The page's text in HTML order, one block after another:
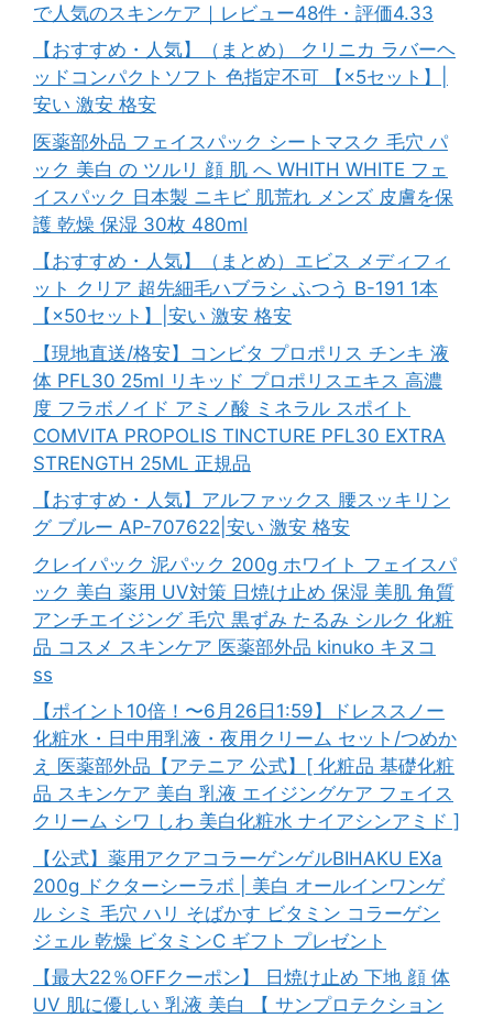
で人気のスキンケア｜レビュー48件・評価4.33
【おすすめ・人気】（まとめ） クリニカ ラバーヘ
ッドコンパクトソフト 色指定不可 【×5セット】|
安い 激安 格安
医薬部外品 フェイスパック シートマスク 毛穴 パ
ック 美白 の ツルリ 顔 肌 へ WHITH WHITE フェ
イスパック 日本製 ニキビ 肌荒れ メンズ 皮膚を保
護 乾燥 保湿 30枚 480ml
【おすすめ・人気】（まとめ）エビス メディフィ
ット クリア 超先細毛ハブラシ ふつう B-191 1本
【×50セット】|安い 激安 格安
【現地直送/格安】コンビタ プロポリス チンキ 液
体 PFL30 25ml リキッド プロポリスエキス 高濃
度 フラボノイド アミノ酸 ミネラル スポイト
COMVITA PROPOLIS TINCTURE PFL30 EXTRA
STRENGTH 25ML 正規品
【おすすめ・人気】アルファックス 腰スッキリン
グ ブルー AP-707622|安い 激安 格安
クレイパック 泥パック 200g ホワイト フェイスパ
ック 美白 薬用 UV対策 日焼け止め 保湿 美肌 角質
アンチエイジング 毛穴 黒ずみ たるみ シルク 化粧
品 コスメ スキンケア 医薬部外品 kinuko キヌコ
ss
【ポイント10倍！〜6月26日1:59】ドレススノー
化粧水・日中用乳液・夜用クリーム セット/つめか
え 医薬部外品【アテニア 公式】[ 化粧品 基礎化粧
品 スキンケア 美白 乳液 エイジングケア フェイス
クリーム シワ しわ 美白化粧水 ナイアシンアミド ]
【公式】薬用アクアコラーゲンゲルBIHAKU EXa
200g ドクターシーラボ | 美白 オールインワンゲ
ル シミ 毛穴 ハリ そばかす ビタミン コラーゲン
ジェル 乾燥 ビタミンC ギフト プレゼント
【最大22％OFFクーポン】 日焼け止め 下地 顔 体
UV 肌に優しい 乳液 美白 【 サンプロテクション